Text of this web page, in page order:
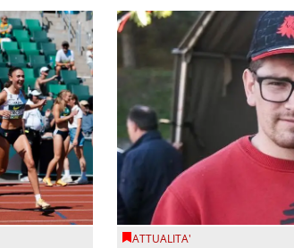
ATTUALITA'